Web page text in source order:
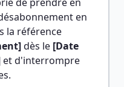
en
dès le [Date
et d'interrompre